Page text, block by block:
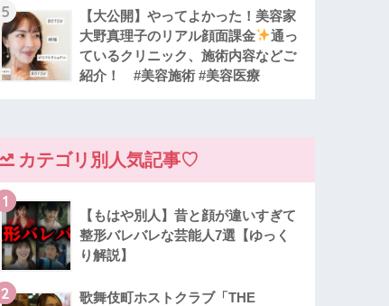
5
【大公開】やってよかった！美容家
大野真理子のリアル顔面課金
通っ
ているクリニック、施術内容などご
紹介！ #美容施術 #美容医療
カテゴリ別人気記事♡
1
【もはや別人】昔と顔が違いすぎて
整形バレバレな芸能人7選【ゆっく
り解説】
2
歌舞伎町ホストクラブ「THE